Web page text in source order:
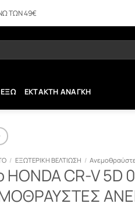
ΤΩΝ 49€
ΕΞΩ ΕΚΤΑΚΤΗ ΑΝΑΓΚΗ
/ ΕΞΩΤΕΡΙΚΗ ΒΕΛΤΙΩΣΗ /
HONDA CR-V